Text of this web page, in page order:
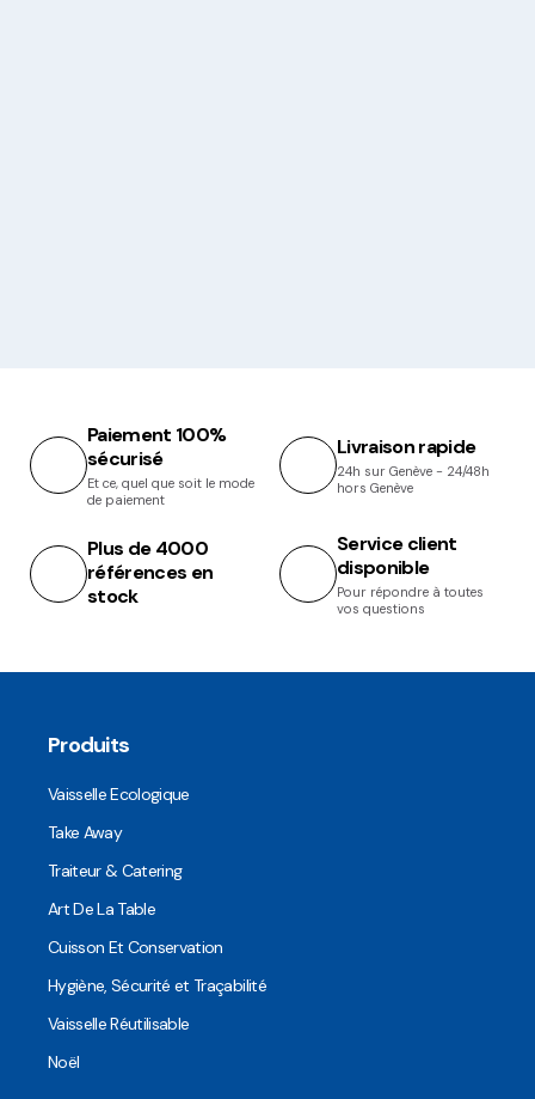
Paiement 100%
sécurisé
Et ce, quel que soit le mode
de paiement
Livraison rapide
24h sur Genève - 24/48h
hors Genève
Plus de 4000
références en
stock
Service client
disponible
Pour répondre à toutes
vos questions
Produits
Vaisselle Ecologique
Take Away
Traiteur & Catering
Art De La Table
Cuisson Et Conservation
Hygiène, Sécurité et Traçabilité
Vaisselle Réutilisable
Noël